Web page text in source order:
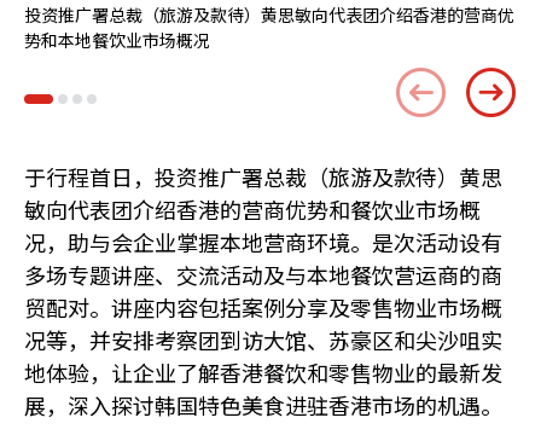
投资推广署总裁（旅游及款待）黄思敏向代表团介绍香港的营商优
势和本地餐饮业市场概况
于行程首日，投资推广署总裁（旅游及款待）黄思
敏向代表团介绍香港的营商优势和餐饮业市场概
况，助与会企业掌握本地营商环境。是次活动设有
多场专题讲座、交流活动及与本地餐饮营运商的商
贸配对。讲座内容包括案例分享及零售物业市场概
况等，并安排考察团到访大馆、苏豪区和尖沙咀实
地体验，让企业了解香港餐饮和零售物业的最新发
展，深入探讨韩国特色美食进驻香港市场的机遇。